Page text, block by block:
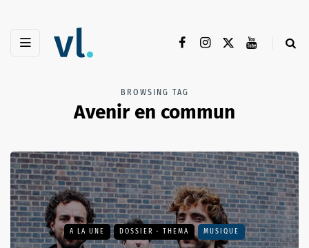
BROWSING TAG
Avenir en commun
A LA UNE DOSSIER - THEMA MUSIQUE